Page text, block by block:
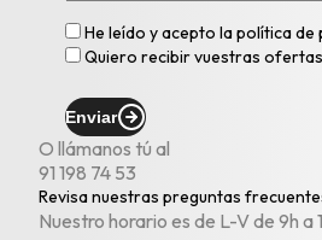
He leído y acepto lapolítica de
Quiero recibir vuestras
Enviar
O llámanos tú al
91 198 74 53
Revisa nuestras preguntas
Nuestro horario es de L-V de 9h a